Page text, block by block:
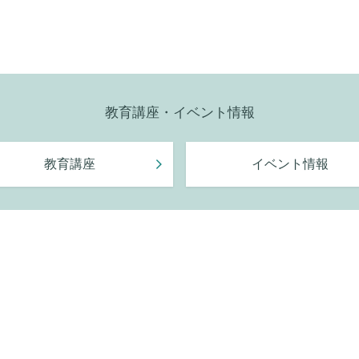
教育講座・イベント情報
教育講座 イベント情報